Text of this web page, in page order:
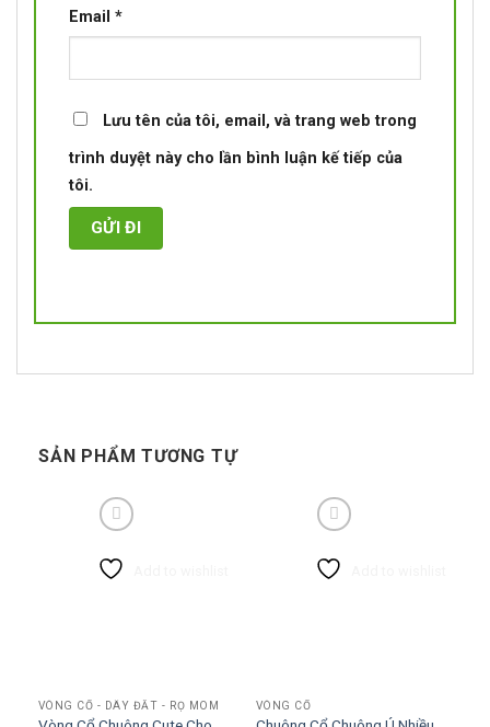
Email *
Lưu tên của tôi, email, và trang web trong
trình duyệt này cho lần bình luận kế tiếp của
tôi.
SẢN PHẨM TƯƠNG TỰ
VÒNG CỔ - DÂY ĐẮT - RỌ MÕM VÒNG CỔ